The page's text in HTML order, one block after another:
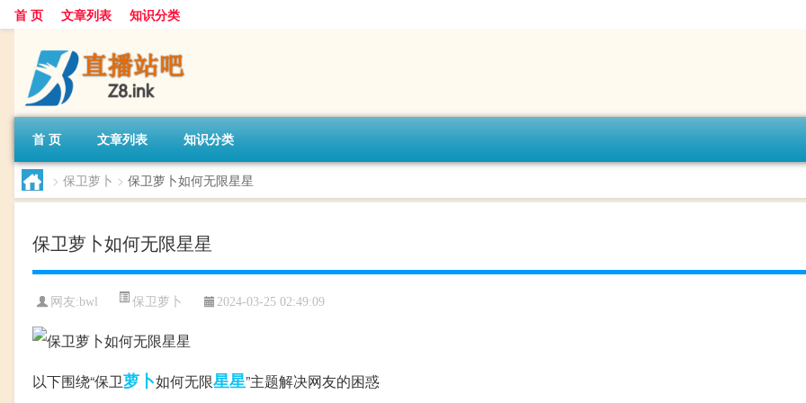
首 页 文章列表 知识分类
首 页 文章列表 知识分类
> 保卫萝卜 > 保卫萝卜如何无限星星
保卫萝卜如何无限星星
网友:bwl 保卫萝卜 2024-03-25 02:49:09
以下围绕“保卫萝卜如何无限星星”主题解决网友的困惑